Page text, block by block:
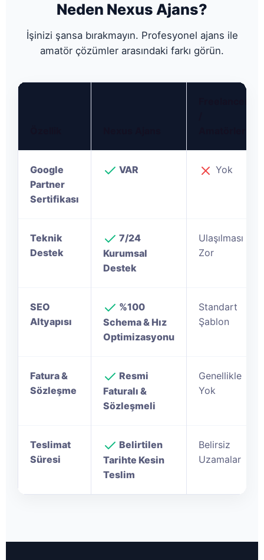
Neden Nexus Ajans?
İşinizi şansa bırakmayın. Profesyonel ajans ile
amatör çözümler arasındaki farkı görün.
Google
Partner
Sertifikası
VAR Yok
Teknik
Destek
7/24
Kurumsal
Destek
Ulaşılması
Zor
SEO
Altyapısı
%100
Schema & Hız
Optimizasyonu
Standart
Şablon
Fatura &
Sözleşme
Resmi
Faturalı &
Sözleşmeli
Genellikle
Yok
Teslimat
Süresi
Belirtilen
Tarihte Kesin
Teslim
Belirsiz
Uzamalar